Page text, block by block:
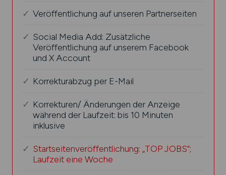
Veröffentlichung auf unseren Partnerseiten
Social Media Add: Zusätzliche
Veröffentlichung auf unserem Facebook
und X Account
Korrekturabzug per E-Mail
Korrekturen/ Änderungen der Anzeige
während der Laufzeit: bis 10 Minuten
inklusive
Startseitenveröffentlichung: „TOP JOBS“;
Laufzeit eine Woche